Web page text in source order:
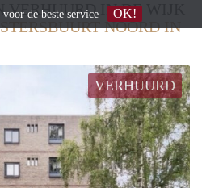
VERHUURD IN DE WIJK
NOORD IN
VERHUURD
voor de beste service OK!